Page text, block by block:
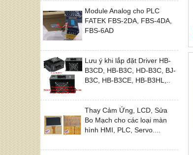
Module Analog cho PLC
FATEK FBS-2DA, FBS-4DA,
FBS-6AD
Lưu ý khi lắp đặt Driver HB-
B3CD, HB-B3C, HD-B3C, BJ-
B3C, HB-B3CE, HB-B3HL,..
Thay Cảm Ứng, LCD, Sửa
Bo Mạch cho các loại màn
hình HMI, PLC, Servo....